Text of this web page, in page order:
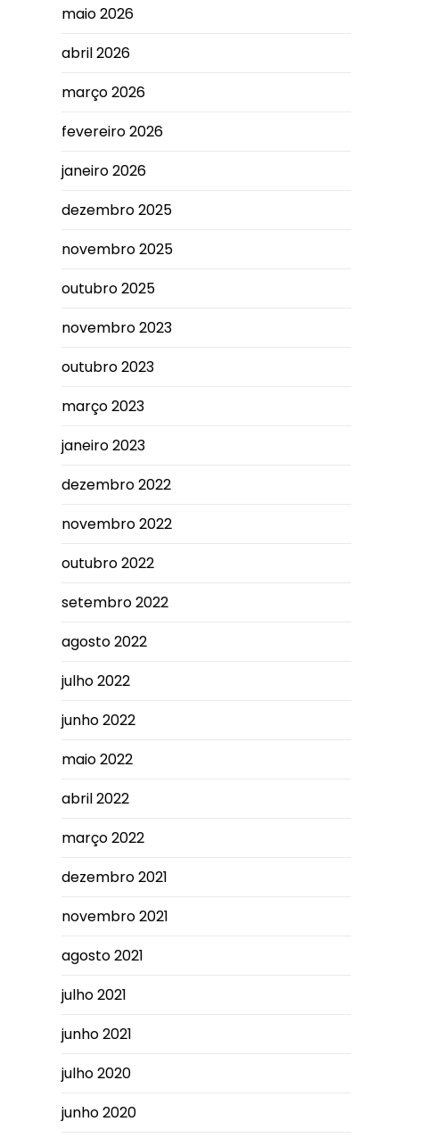
maio 2026
abril 2026
março 2026
fevereiro 2026
janeiro 2026
dezembro 2025
novembro 2025
outubro 2025
novembro 2023
outubro 2023
março 2023
janeiro 2023
dezembro 2022
novembro 2022
outubro 2022
setembro 2022
agosto 2022
julho 2022
junho 2022
maio 2022
abril 2022
março 2022
dezembro 2021
novembro 2021
agosto 2021
julho 2021
junho 2021
julho 2020
junho 2020